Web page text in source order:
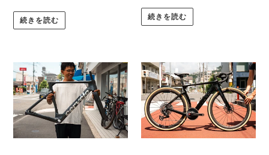
続きを読む 続きを読む